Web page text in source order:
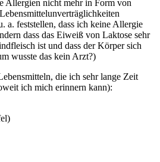
Allergien nicht mehr in Form von
a. feststellen, dass ich keine Allergie
dass das Eiweiß von Laktose sehr
ist und dass der Körper sich
wusste das kein Arzt?)
die ich sehr lange Zeit
ich mich erinnern kann):